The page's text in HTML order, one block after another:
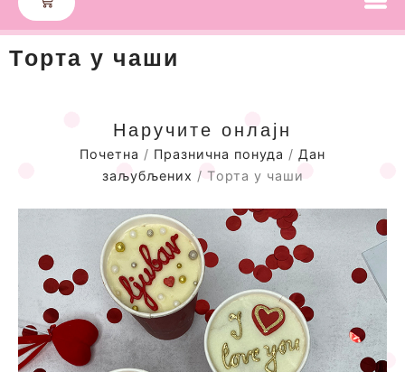
Tорта у чаши
Наручите онлајн
Почетна / Празнична понуда / Дан
заљубљених / Tорта у чаши